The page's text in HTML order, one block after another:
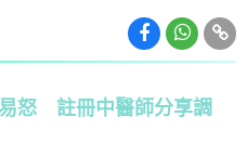
怒 註冊中醫師分享調